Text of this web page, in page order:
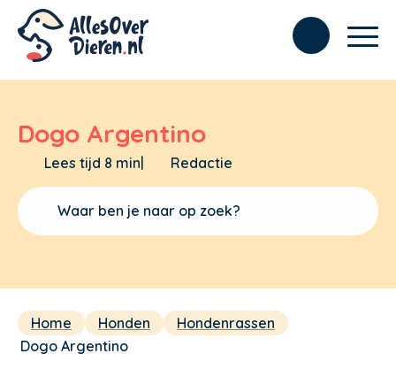
Dogo Argentino
Lees tijd 8 min| Redactie
Home Honden
Hondenrassen
Dogo Argentino